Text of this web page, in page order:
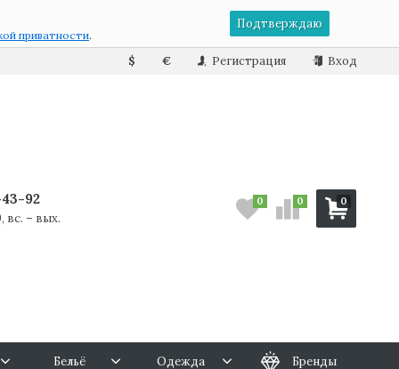
приватности.
Подтверждаю
$ € Регистрация Вход
43-92
вс. – вых.
0
0 0
Бельё Одежда Бренды